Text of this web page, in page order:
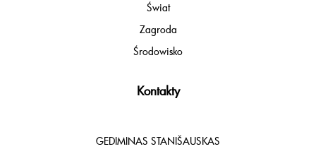
Świat
Zagroda
Środowisko
Kontakty
GEDIMINAS STANIŠAUSKAS